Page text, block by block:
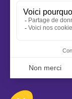
légal